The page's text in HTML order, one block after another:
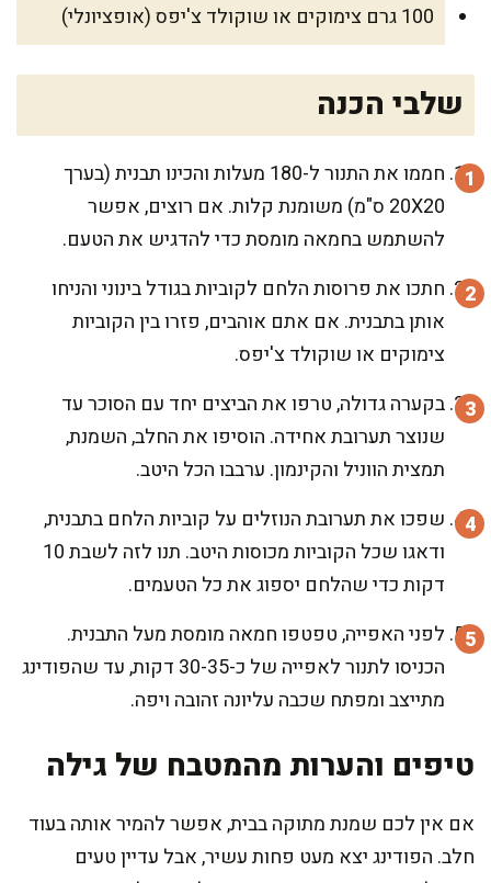
100 גרם צימוקים או שוקולד צ'יפס (אופציונלי)
שלבי הכנה
חממו את התנור ל-180 מעלות והכינו תבנית (בערך
20X20 ס"מ) משומנת קלות. אם רוצים, אפשר
להשתמש בחמאה מומסת כדי להדגיש את הטעם.
חתכו את פרוסות הלחם לקוביות בגודל בינוני והניחו
אותן בתבנית. אם אתם אוהבים, פזרו בין הקוביות
צימוקים או שוקולד צ'יפס.
בקערה גדולה, טרפו את הביצים יחד עם הסוכר עד
שנוצר תערובת אחידה. הוסיפו את החלב, השמנת,
תמצית הווניל והקינמון. ערבבו הכל היטב.
שפכו את תערובת הנוזלים על קוביות הלחם בתבנית,
ודאגו שכל הקוביות מכוסות היטב. תנו לזה לשבת 10
דקות כדי שהלחם יספוג את כל הטעמים.
לפני האפייה, טפטפו חמאה מומסת מעל התבנית.
הכניסו לתנור לאפייה של כ-30-35 דקות, עד שהפודינג
מתייצב ומפתח שכבה עליונה זהובה ויפה.
טיפים והערות מהמטבח של גילה
אם אין לכם שמנת מתוקה בבית, אפשר להמיר אותה בעוד
חלב. הפודינג יצא מעט פחות עשיר, אבל עדיין טעים